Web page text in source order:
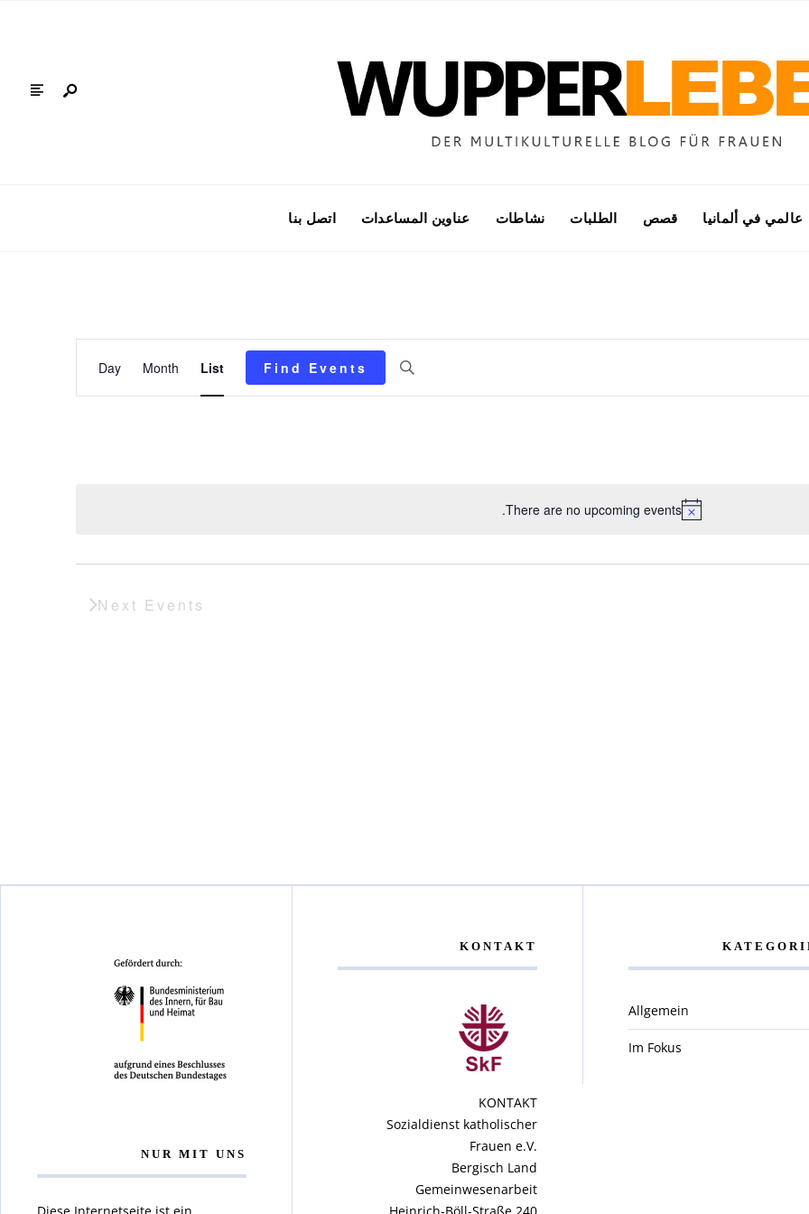
عالمي في ألمانيا قصص الطلبات نشاطات عناوين المساعدات اتصل بنا
Notice
There are no upcoming events.
Find Events
Views
Navigation
List
Month
Day
Next Events
NUR MIT UNS
KONTAKT
KONTAKT
Sozialdienst katholischer
Frauen e.V.
Bergisch Land
Gemeinwesenarbeit
Allgemein
Im Fokus